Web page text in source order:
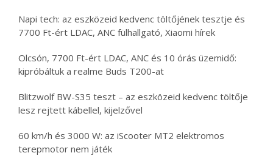
Napi tech: az eszközeid kedvenc töltőjének tesztje és
7700 Ft-ért LDAC, ANC fülhallgató, Xiaomi hírek
Olcsón, 7700 Ft-ért LDAC, ANC és 10 órás üzemidő:
kipróbáltuk a realme Buds T200-at
Blitzwolf BW-S35 teszt – az eszközeid kedvenc töltője
lesz rejtett kábellel, kijelzővel
60 km/h és 3000 W: az iScooter MT2 elektromos
terepmotor nem játék